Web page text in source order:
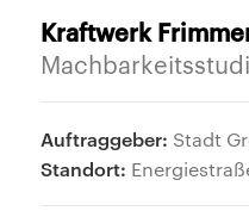
Kraftwerk
Auftraggeber: Stadt
Standort: